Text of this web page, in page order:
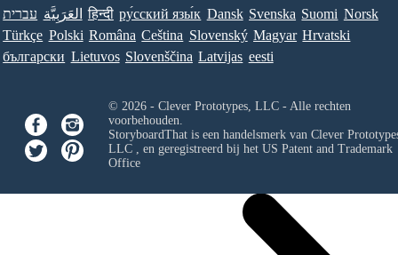
עברית العَرَبِيَّة हिन्दी ру́сский язы́к Dansk Svenska Suomi Norsk
Türkçe Polski Româna Ceština Slovenský Magyar Hrvatski
български Lietuvos Slovenščina Latvijas eesti
© 2026 - Clever Prototypes, LLC - Alle rechten
voorbehouden.
StoryboardThat is een handelsmerk van Clever
LLC, en geregistreerd bij het US Patent and Trademark
Office